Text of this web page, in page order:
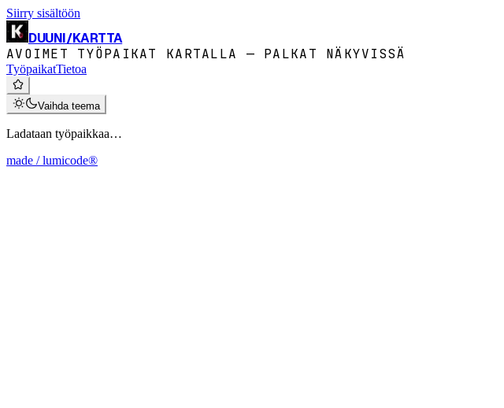
Siirry sisältöön
DUUNI/KARTTA
AVOIMET TYÖPAIKAT KARTALLA — PALKAT NÄKYVISSÄ
TyöpaikatTietoa
Vaihda teema
Ladataan työpaikkaa…
made / lumicode®